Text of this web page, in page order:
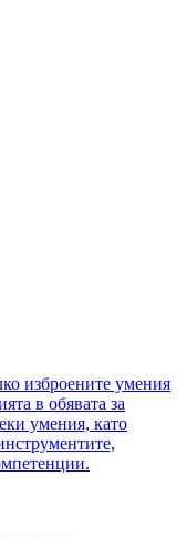
изброените умения
в обявата за
умения, като